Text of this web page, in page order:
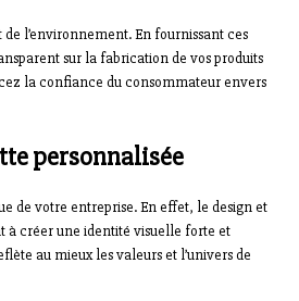
l’environnement. En fournissant ces
sur la fabrication de vos produits
la confiance du consommateur envers
personnalisée
de votre entreprise. En effet, le design et
à créer une identité visuelle forte et
au mieux les valeurs et l’univers de